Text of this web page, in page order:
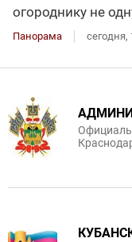
огороднику не
Панорама сегодня,